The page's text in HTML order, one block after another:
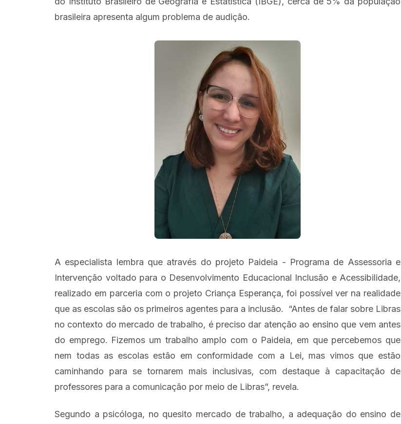
brasileira apresenta algum problema de audição.
A especialista lembra que através do projeto Paideia - Programa de Assessoria e
Intervenção voltado para o Desenvolvimento Educacional Inclusão e Acessibilidade,
realizado em parceria com o projeto Criança Esperança, foi possível ver na realidade
que as escolas são os primeiros agentes para a inclusão. “Antes de falar sobre Libras
no contexto do mercado de trabalho, é preciso dar atenção ao ensino que vem antes
do emprego. Fizemos um trabalho amplo com o Paideia, em que percebemos que
nem todas as escolas estão em conformidade com a Lei, mas vimos que estão
caminhando para se tornarem mais inclusivas, com destaque à capacitação de
professores para a comunicação por meio de Libras”, revela.
Segundo a psicóloga, no quesito mercado de trabalho, a adequação do ensino de